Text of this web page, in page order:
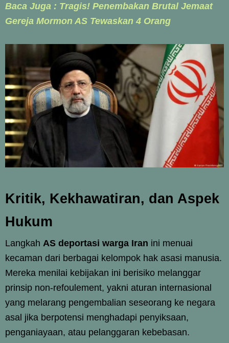
Baca Juga : Tragis! Penembakan Brutal Jemaat
Gereja Mormon AS Tewaskan 4 Orang
Kritik, Kekhawatiran, dan Aspek
Hukum
Langkah AS deportasi warga Iran ini menuai
kecaman dari berbagai kelompok hak asasi manusia.
Mereka menilai kebijakan ini berisiko melanggar
prinsip non-refoulement, yakni aturan internasional
yang melarang pengembalian seseorang ke negara
asal jika berpotensi menghadapi penyiksaan,
penganiayaan, atau pelanggaran kebebasan.